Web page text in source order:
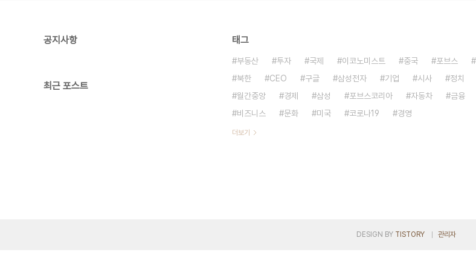
공지사항
최근 포스트
태그
부동산 투자 국제 이코노미스트 중국 포브스
북한
CEO 구글 삼성전자 기업 시사 정치
월간중앙
경제 삼성 포브스코리아 자동차 금융
비즈니스
문화 미국 코로나19 경영
더보기
DESIGN BY TISTORY 관리자